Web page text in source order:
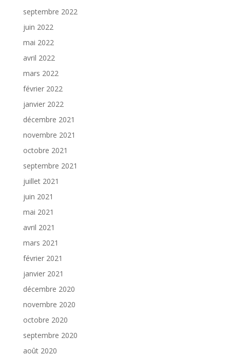
septembre 2022
juin 2022
mai 2022
avril 2022
mars 2022
février 2022
janvier 2022
décembre 2021
novembre 2021
octobre 2021
septembre 2021
juillet 2021
juin 2021
mai 2021
avril 2021
mars 2021
février 2021
janvier 2021
décembre 2020
novembre 2020
octobre 2020
septembre 2020
août 2020